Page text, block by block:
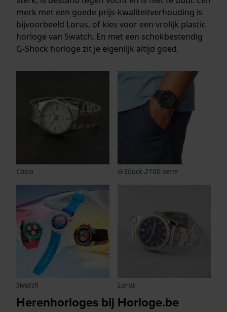
merk met een goede prijs-kwaliteitverhouding is
bijvoorbeeld Lorus, of kies voor een vrolijk plastic
horloge van Swatch. En met een schokbestendig
G-Shock horloge zit je eigenlijk altijd goed.
Casio G-Shock 2100 serie
Swatch Lorus
Herenhorloges bij Horloge.be